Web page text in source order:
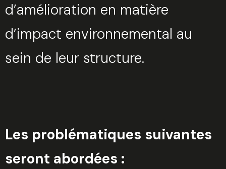
d’amélioration en matière
d’impact environnemental au
sein de leur structure.
Les problématiques suivantes
seront abordées :